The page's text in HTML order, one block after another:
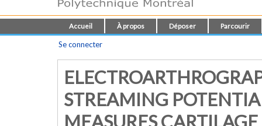
Accueil À propos Déposer Parcourir
Se connecter
STREAMING
MEASURES